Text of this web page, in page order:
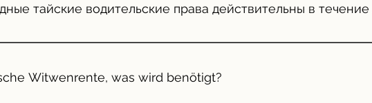
тайские водительские права действительны в течение
водительские права из вашей страны (копии лицевой
3-4 дня
Witwenrente, was wird benötigt?